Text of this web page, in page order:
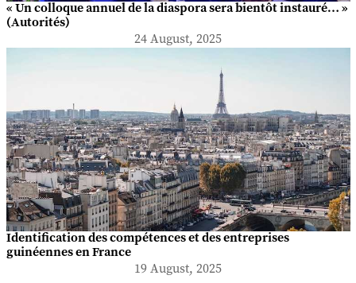
« Un colloque annuel de la diaspora sera bientôt instauré… »
(Autorités)
24 August, 2025
Identification des compétences et des entreprises
guinéennes en France
19 August, 2025